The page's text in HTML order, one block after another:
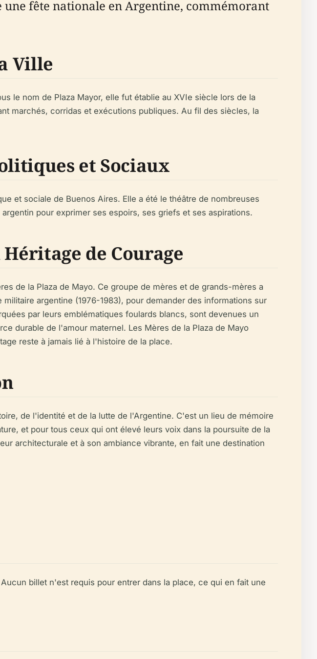
fête nationale en Argentine, commémorant
Ville
le nom de Plaza Mayor, elle fut établie au XVIe siècle lors de la
marchés, corridas et exécutions publiques. Au fil des siècles, la
et Sociaux
et sociale de Buenos Aires. Elle a été le théâtre de nombreuses
pour exprimer ses espoirs, ses griefs et ses aspirations.
de Courage
de la Plaza de Mayo. Ce groupe de mères et de grands-mères a
argentine (1976-1983), pour demander des informations sur
par leurs emblématiques foulards blancs, sont devenues un
durable de l'amour maternel. Les Mères de la Plaza de Mayo
reste à jamais lié à l'histoire de la place.
de l'identité et de la lutte de l'Argentine. C'est un lieu de mémoire
et pour tous ceux qui ont élevé leurs voix dans la poursuite de la
architecturale et à son ambiance vibrante, en fait une destination
billet n'est requis pour entrer dans la place, ce qui en fait une